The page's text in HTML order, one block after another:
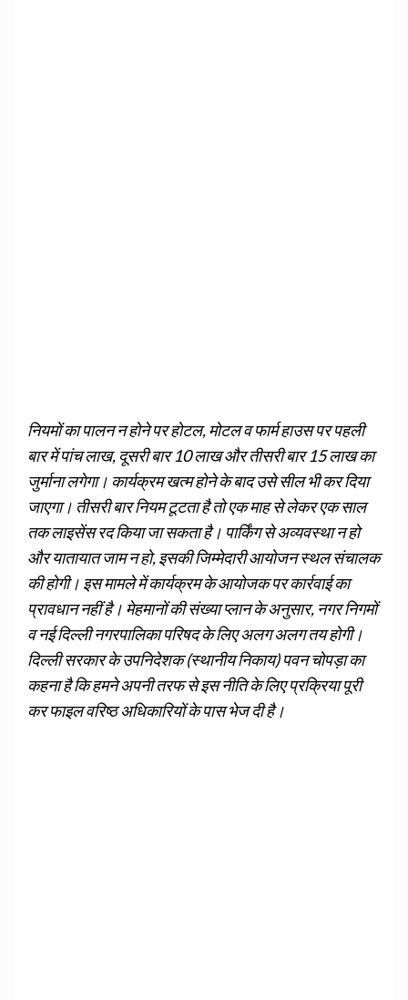
नियमों का पालन न होने पर होटल, मोटल व फार्म हाउस पर पहली
बार में पांच लाख, दूसरी बार 10 लाख और तीसरी बार 15 लाख का
जुर्माना लगेगा। कार्यक्रम खत्म होने के बाद उसे सील भी कर दिया
जाएगा। तीसरी बार नियम टूटता है तो एक माह से लेकर एक साल
तक लाइसेंस रद किया जा सकता है। पार्किंग से अव्यवस्था न हो
और यातायात जाम न हो, इसकी जिम्मेदारी आयोजन स्थल संचालक
की होगी। इस मामले में कार्यक्रम के आयोजक पर कार्रवाई का
प्रावधान नहीं है। मेहमानों की संख्या प्लान के अनुसार, नगर निगमों
व नई दिल्ली नगरपालिका परिषद के लिए अलग अलग तय होगी।
दिल्ली सरकार के उपनिदेशक (स्थानीय निकाय) पवन चोपड़ा का
कहना है कि हमने अपनी तरफ से इस नीति के लिए प्रक्रिया पूरी
कर फाइल वरिष्ठ अधिकारियों के पास भेज दी है।